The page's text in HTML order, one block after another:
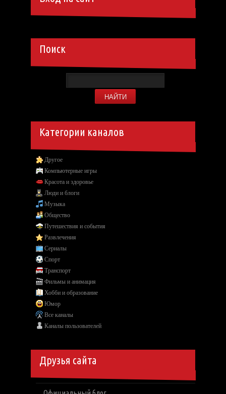
Поиск
Категории каналов
Другое
Компьютерные игры
Красота и здоровье
Люди и блоги
Музыка
Общество
Путешествия и события
Развлечения
Сериалы
Спорт
Транспорт
Фильмы и анимация
Хобби и образование
Юмор
Все каналы
Каналы пользователей
Друзья сайта